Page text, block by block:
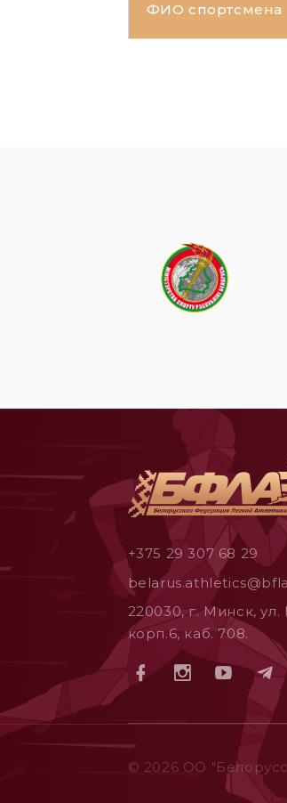
ФИО спортсмена
+375 29 307 68 29
220030, г. Минск, ул.
корп.6, каб. 708.
© 2026 ОO